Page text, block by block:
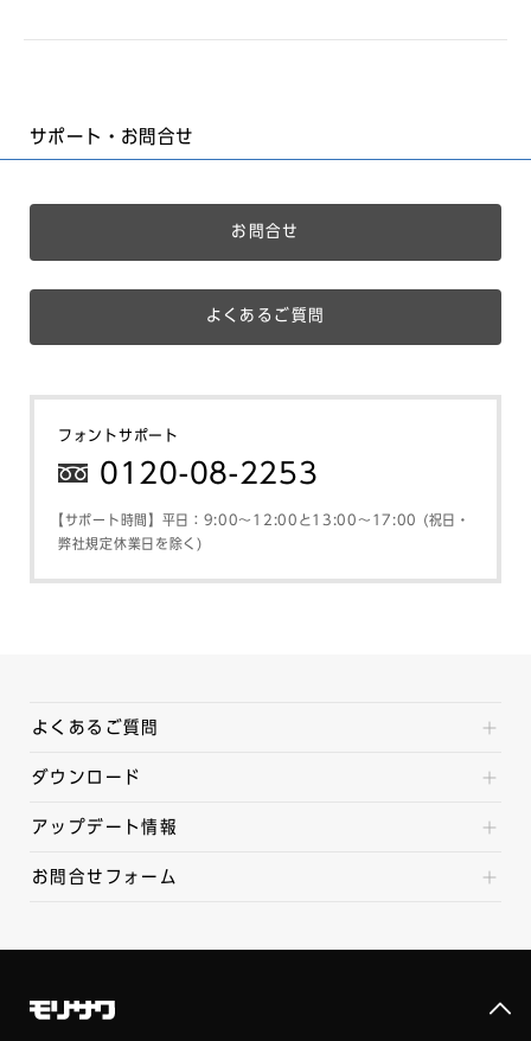
サポート・お問合せ
お問合せ
よくあるご質問
フォントサポート
0120-08-2253
【サポート時間】平日：9:00～12:00と13:00～17:00 (祝日・
弊社規定休業日を除く)
よくあるご質問
ダウンロード
アップデート情報
お問合せフォーム